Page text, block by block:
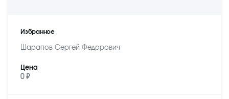
Избранное
Шарапов Сергей Федорович
Цена
0 ₽